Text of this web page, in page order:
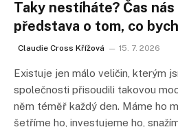
Taky nestíháte? Čas
představa o tom, co
Claudie Cross Křížová 15. 7. 2026
Existuje jen málo veličin, kterým
společnosti přisoudili takovou
něm téměř každý den. Máme ho
šetříme ho, investujeme ho,